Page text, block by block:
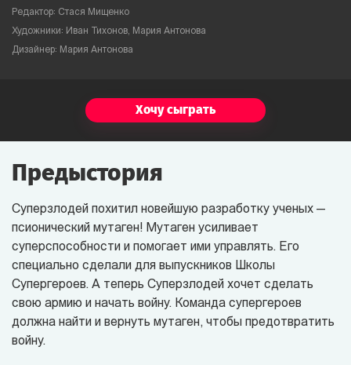
Редактор: Стася Мищенко
Художники: Иван Тихонов, Мария Антонова
Дизайнер: Мария Антонова
Хочу сыграть
Предыстория
Суперзлодей похитил новейшую разработку ученых —
псионический мутаген! Мутаген усиливает
суперспособности и помогает ими управлять. Его
специально сделали для выпускников Школы
Супергероев. А теперь Суперзлодей хочет сделать
свою армию и начать войну. Команда супергероев
должна найти и вернуть мутаген, чтобы предотвратить
войну.